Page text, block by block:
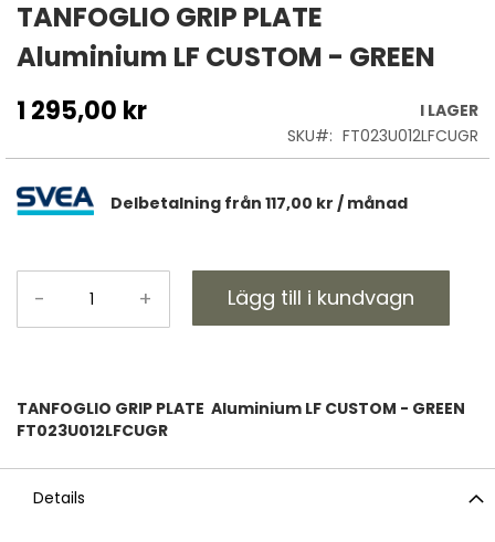
till
början
av
bildgalleriet
TANFOGLIO GRIP PLATE
Aluminium LF CUSTOM - GREEN
1 295,00 kr
I LAGER
SKU
FT023U012LFCUGR
Delbetalning från 117,00 kr / månad
- + Lägg till i kundvagn
TANFOGLIO GRIP PLATE Aluminium LF CUSTOM - GREEN
FT023U012LFCUGR
Details